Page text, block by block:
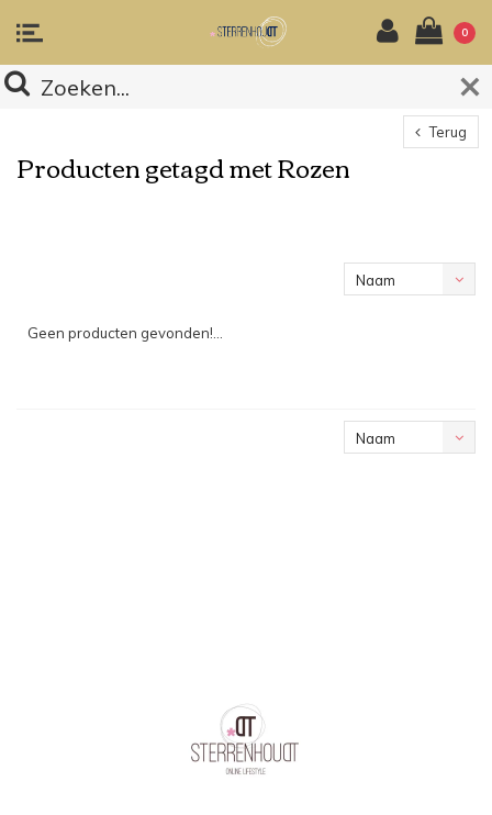
0
Terug
Producten getagd met Rozen
Naam
Geen producten gevonden!...
Naam